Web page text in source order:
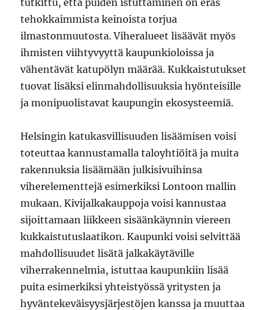
tutkittu, että puiden istuttaminen on eräs
tehokkaimmista keinoista torjua
ilmastonmuutosta. Viheralueet lisäävät myös
ihmisten viihtyvyyttä kaupunkioloissa ja
vähentävät katupölyn määrää. Kukkaistutukset
tuovat lisäksi elinmahdollisuuksia hyönteisille
ja monipuolistavat kaupungin ekosysteemiä.
Helsingin katukasvillisuuden lisäämisen voisi
toteuttaa kannustamalla taloyhtiöitä ja muita
rakennuksia lisäämään julkisivuihinsa
viherelementtejä esimerkiksi Lontoon mallin
mukaan. Kivijalkakauppoja voisi kannustaa
sijoittamaan liikkeen sisäänkäynnin viereen
kukkaistutuslaatikon. Kaupunki voisi selvittää
mahdollisuudet lisätä jalkakäytäville
viherrakennelmia, istuttaa kaupunkiin lisää
puita esimerkiksi yhteistyössä yritysten ja
hyväntekeväisyysjärjestöjen kanssa ja muuttaa